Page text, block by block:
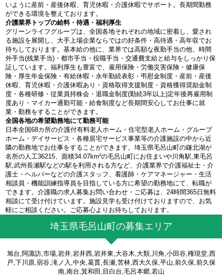
いように産前・産後休暇、育児休暇・介護休暇でサポート。長期間勤務
ができる環境を整えております。
介護業界トップの給料・待遇・福利厚生
グリーンライフグループは、全国各地それぞれの地域に密着し、愛され
る施設を展開し、大手上場企業ならではの好条件・高待遇・高年収でお
待ちしております。基本給の他に、業界では高額な夜勤手当の他、時間
外手当(残業手当)・都市手当・役職手当・交通費支給と給与をしっかり保
証しています。福利厚生も豊富で、雇用保険・労働災害保険・健康保
険・厚生年金保険・有給休暇・永年勤続表彰・弔慰金制度・産前・産後
休暇、育児休暇・介護休暇あり・資格取得支援制度・資格獲得奨励金制
度・各種研修・従業員持株会・退職金制度(勤続3年以上)定年後再雇用制
度あり・マイカー通勤可能・給食制度など長期間安心してお仕事に就
業・勤務をすることができます。
全国各地の希望勤務地にて勤務可能
日本全国68カ所の介護付有料老人ホーム・住宅型老人ホーム・グループ
ホーム・デイサービス・各種居宅サービス事業等の介護施設の中から近
隣の勤務地でお仕事をすることができます。埼玉県毛呂山町の鎌北湖が
名所の人工36215、面積34.07km²の毛呂山町にお住まいや川角駅,東毛呂
駅,武州長瀬駅などの駅を利用される方など、介護業界で介護福祉士・介
護士・ヘルパーなどの介護スタッフ、看護師・ケアマネージャー・生活
相談員・機能訓練指導員を目指している方に希望の勤務地にて、転職が
できます。介護職の求人募集お問い合わせ・ご応募は、24時間365日無料
相談にて受け付けています。施設見学も受け付けておりますので、お気
軽にご相談ください。ご応募心よりお待ちしております。
埼玉県毛呂山町の募集エリア
旭台,阿諏訪,市場,岩井,岩井西,岩井東,大谷木,大類,川角,小田谷,権現堂,西
戸,下川原,宿谷,滝ノ入,中央,葛貫,長瀬,苦林,西大久保,平山,前久保,前久保
南,南台,箕和田,目白台,毛呂本郷,若山